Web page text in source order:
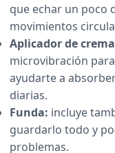
que echar un poco
movimientos
Aplicador de
microvibración
ayudarte a
diarias.
Funda: incluye
guardarlo todo y
problemas.